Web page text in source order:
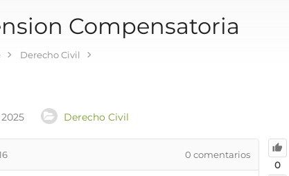
Compensatoria
Derecho Civil
Derecho Civil
0
0 comentarios